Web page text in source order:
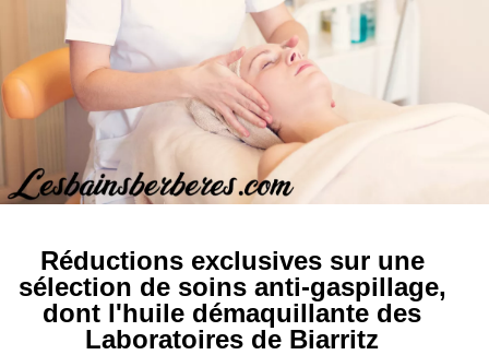
Réductions exclusives sur une
sélection de soins anti-gaspillage,
dont l'huile démaquillante des
Laboratoires de Biarritz